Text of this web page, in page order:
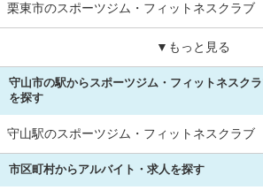
栗東市のスポーツジム・フィットネスクラブ
▼もっと見る
守山市の駅からスポーツジム・フィットネスク
を探す
守山駅のスポーツジム・フィットネスクラブ
市区町村からアルバイト・求人を探す